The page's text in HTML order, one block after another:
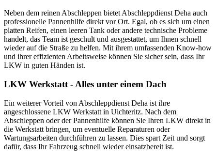
Neben dem reinen Abschleppen bietet Abschleppdienst Deha auch
professionelle Pannenhilfe direkt vor Ort. Egal, ob es sich um einen
platten Reifen, einen leeren Tank oder andere technische Probleme
handelt, das Team ist geschult und ausgestattet, um Ihnen schnell
wieder auf die Straße zu helfen. Mit ihrem umfassenden Know-how
und ihrer effizienten Arbeitsweise können Sie sicher sein, dass Ihr
LKW in guten Händen ist.
LKW Werkstatt - Alles unter einem Dach
Ein weiterer Vorteil von Abschleppdienst Deha ist ihre
angeschlossene LKW Werkstatt in Uichteritz. Nach dem
Abschleppen oder der Pannenhilfe können Sie Ihren LKW direkt in
die Werkstatt bringen, um eventuelle Reparaturen oder
Wartungsarbeiten durchführen zu lassen. Dies spart Zeit und sorgt
dafür, dass Ihr Fahrzeug schnell wieder einsatzbereit ist.